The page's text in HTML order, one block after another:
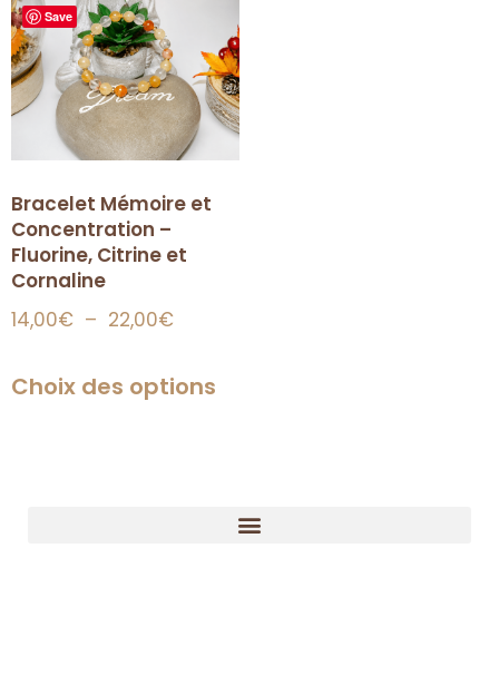
Save
Bracelet Mémoire et
Concentration –
Fluorine, Citrine et
Cornaline
14,00€ – 22,00€
Choix des options